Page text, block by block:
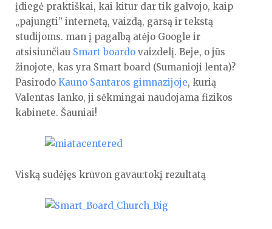
įdiegė praktiškai, kai kitur dar tik galvojo, kaip
„pajungti” internetą, vaizdą, garsą ir tekstą
studijoms. man į pagalbą atėjo Google ir
atsisiunčiau Smart boardo vaizdelį. Beje, o jūs
žinojote, kas yra Smart board (Sumanioji lenta)?
Pasirodo Kauno Santaros gimnazijoje, kurią
Valentas lanko, ji sėkmingai naudojama fizikos
kabinete. Šauniai!
Viską sudėjęs krūvon gavau:tokį rezultatą